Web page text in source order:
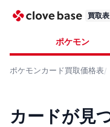
買取表
ポケモン
ポケモンカード買取価格表
カードが見